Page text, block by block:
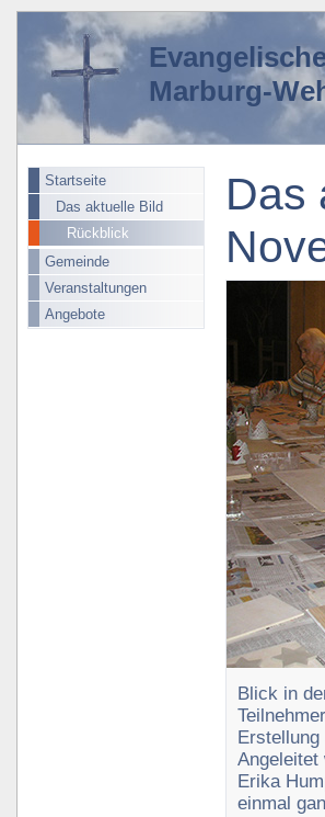
Marburg-
Startseite
Das aktuelle Bild
Rückblick
Gemeinde
Veranstaltungen
Angebote
Das
Blick in
Angeleitet
Erika
einmal